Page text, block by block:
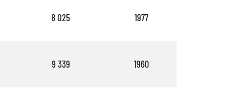
8 025 1977
9 339 1960